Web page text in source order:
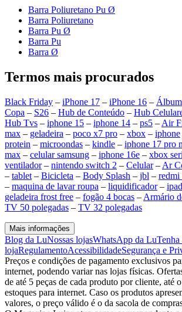
Barra Poliuretano Pu Ø
Barra Poliuretano
Barra Pu Ø
Barra Pu
Barra Ø
Termos mais procurados
Black Friday – iPhone 17 – iPhone 16 –
Copa – S26 – Hub de Conteúdo – Hub
Hub Tvs – iphone 15 – iphone 14 – ps5 – Air
max – geladeira – poco x7 pro – xbox – iphone
protein – microondas – kindle – iphone 17 pro
max – celular samsung – iphone 16e – xbox
ventilador– nintendo switch 2 – Celular– Ar
– tablet – Bicicleta – Body Splash – jbl – redmi
– maquina de lavar roupa – liquidificador– ipad
geladeira frost free – fogão 4 bocas – Armário
TV 50 polegadas – TV 32 polegadas
Mais informações
Blog da LuNossas lojasWhatsApp da LuTenha
lojaRegulamentoAcessibilidadeSegurança e
Preços e condições de pagamento exclusivos
internet, podendo variar nas lojas físicas.
de até 5 peças de cada produto por cliente, até
estoques para internet. Caso os produtos
valores, o preço válido é o da sacola de